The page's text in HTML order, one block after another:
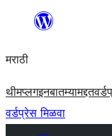
सामुग्रीवर
मराठी
थीमप्लगइनबातम्यामद्दत
वर्डप्रेस मिळवा